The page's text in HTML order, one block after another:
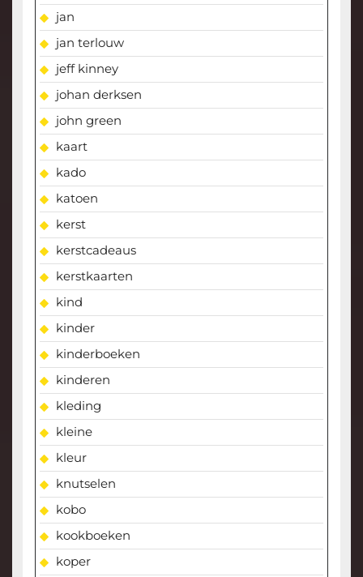
jan
jan terlouw
jeff kinney
johan derksen
john green
kaart
kado
katoen
kerst
kerstcadeaus
kerstkaarten
kind
kinder
kinderboeken
kinderen
kleding
kleine
kleur
knutselen
kobo
kookboeken
koper